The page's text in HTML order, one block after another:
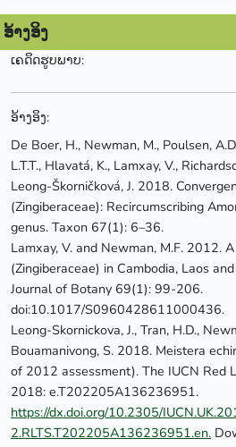
ອ້າງອິງ
ເຄດິດຮູບພາບ:
ອ້າງອິງ:
De Boer, H., Newman, M., Poulsen,
L.T.T., Hlavatá, K., Lamxay, V.,
Leong-Škorničková, J. 2018.
(Zingiberaceae): Recircumscribing
genus. Taxon 67(1): 6–36.
Lamxay, V. and Newman, M.F. 2012.
(Zingiberaceae) in Cambodia, Laos
Journal of Botany 69(1): 99-206.
doi:10.1017/S0960428611000436.
Leong-Skornickova, J., Tran, H.D.,
Bouamanivong, S. 2018. Meistera
of 2012 assessment). The IUCN Red
2018: e.T202205A136236951.
https://dx.doi.org/10.2305/
2.RLTS.T202205A136236951.en.